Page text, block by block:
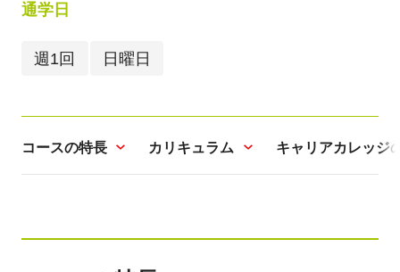
通学日
週1回 日曜日
コースの特長 カリキュラム キャリアカレッジ